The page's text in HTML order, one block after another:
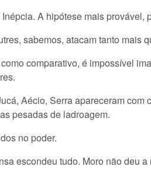
A hipótese mais provável,
sabemos, atacam tanto mais
comparativo, é impossível
Aécio, Serra apareceram
pesadas de ladroagem.
no poder.
escondeu tudo. Moro não deu